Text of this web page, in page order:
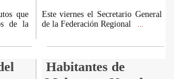
que
de la
Este viernes el Secretario General
de la Federación Regional
Habitantes de